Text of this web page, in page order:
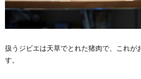
扱うジビエは天草でとれた猪肉で、これが
す。